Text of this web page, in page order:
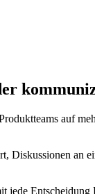
auf
Diskussionen an
Entscheidung